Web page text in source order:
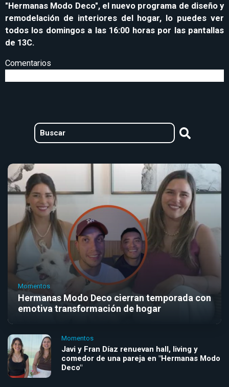
"Hermanas Modo Deco", el nuevo programa de diseño y
remodelación de interiores del hogar, lo puedes ver
todos los domingos a las 16:00 horas por las pantallas
de 13C.
Comentarios
Momentos
Hermanas Modo Deco cierran temporada con
emotiva transformación de hogar
Momentos
Javi y Fran Díaz renuevan hall, living y
comedor de una pareja en "Hermanas Modo
Deco"